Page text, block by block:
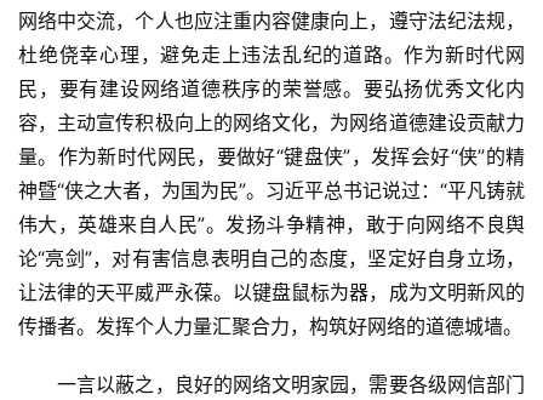
网络中交流，个人也应注重内容健康向上，遵守法纪法规，
杜绝侥幸心理，避免走上违法乱纪的道路。作为新时代网
民，要有建设网络道德秩序的荣誉感。要弘扬优秀文化内
容，主动宣传积极向上的网络文化，为网络道德建设贡献力
量。作为新时代网民，要做好“键盘侠”，发挥会好“侠”的精
神暨“侠之大者，为国为民”。习近平总书记说过：“平凡铸就
伟大，英雄来自人民”。发扬斗争精神，敢于向网络不良舆
论“亮剑”，对有害信息表明自己的态度，坚定好自身立场，
让法律的天平威严永葆。以键盘鼠标为器，成为文明新风的
传播者。发挥个人力量汇聚合力，构筑好网络的道德城墙。
一言以蔽之，良好的网络文明家园，需要各级网信部门